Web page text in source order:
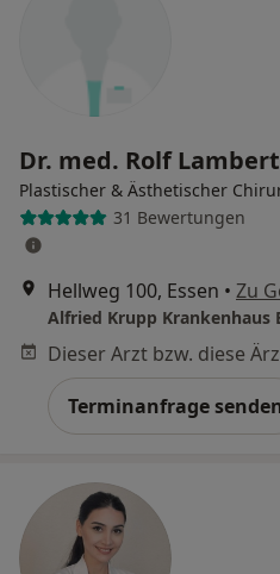
Dr. med. Rolf
Plastischer & Ästhetischer
31 Bewertungen
Hellweg 100, Essen • Zu
Terminanfrage